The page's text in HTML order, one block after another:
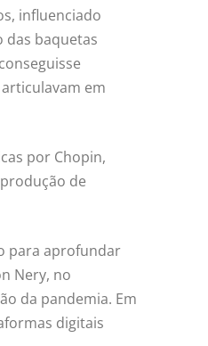
influenciado
das baquetas
em
por Chopin,
de
para aprofundar
Nery, no
da pandemia. Em
digitais